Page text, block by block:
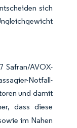
sich
Safran/AVOX-
Notfall-
und damit
dass diese
im Nahen